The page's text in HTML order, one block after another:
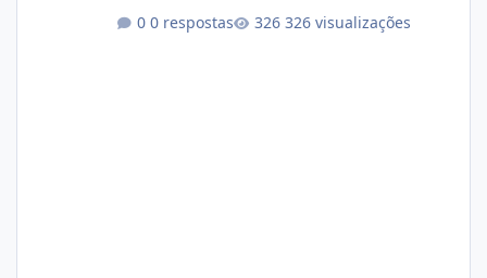
atualmente em circulação e comercialização
0 respostas 326 visualizações